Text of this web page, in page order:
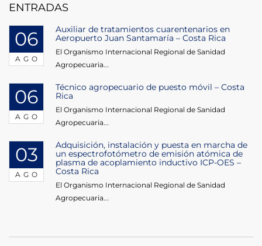
ENTRADAS
06
AGO
Auxiliar de tratamientos cuarentenarios en
Aeropuerto Juan Santamaría – Costa Rica
El Organismo Internacional Regional de Sanidad
Agropecuaria...
06
AGO
Técnico agropecuario de puesto móvil – Costa
Rica
El Organismo Internacional Regional de Sanidad
Agropecuaria...
03
AGO
Adquisición, instalación y puesta en marcha de
un espectrofotómetro de emisión atómica de
plasma de acoplamiento inductivo ICP-OES –
Costa Rica
El Organismo Internacional Regional de Sanidad
Agropecuaria...